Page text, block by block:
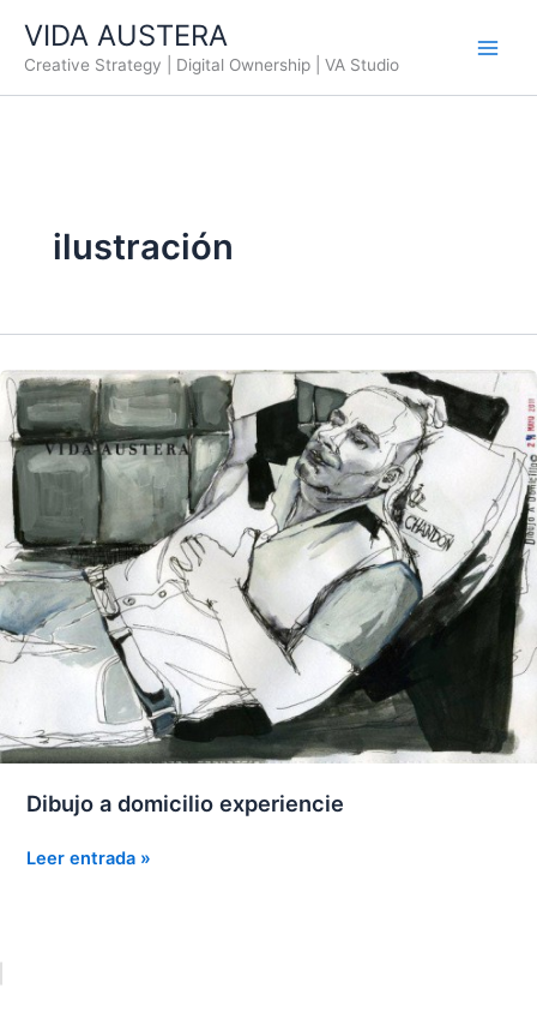
contenido
VIDA AUSTERA
Creative Strategy | Digital Ownership | VA Studio
ilustración
Dibujo a domicilio experiencie
Dibujo
Leer entrada »